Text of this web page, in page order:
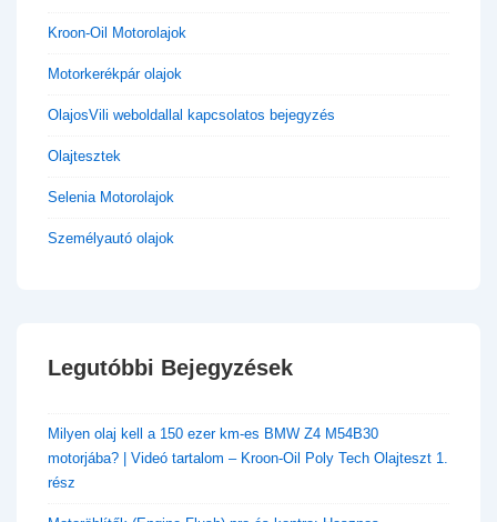
Kroon-Oil Motorolajok
Motorkerékpár olajok
OlajosVili weboldallal kapcsolatos bejegyzés
Olajtesztek
Selenia Motorolajok
Személyautó olajok
Legutóbbi Bejegyzések
​Milyen olaj kell a 150 ezer km-es BMW Z4 M54B30
motorjába? | Videó tartalom – Kroon-Oil Poly Tech Olajteszt 1.
rész